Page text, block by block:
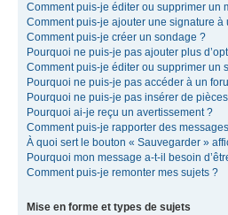
Comment puis-je éditer ou supprimer un
Comment puis-je ajouter une signature à
Comment puis-je créer un sondage ?
Pourquoi ne puis-je pas ajouter plus
Comment puis-je éditer ou supprimer un
Pourquoi ne puis-je pas accéder à un
Pourquoi ne puis-je pas insérer de
Pourquoi ai-je reçu un avertissement ?
Comment puis-je rapporter des
À quoi sert le bouton « Sauvegarder »
Pourquoi mon message a-t-il besoin
Comment puis-je remonter mes sujets ?
Mise en forme et types de sujets